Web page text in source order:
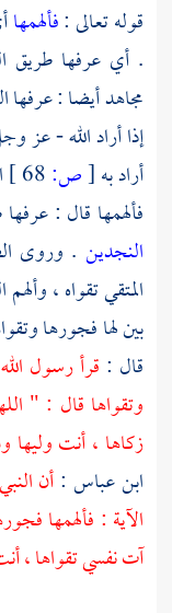
قوله تعالى :فألهمها
. أي عرفها طريق
مجاهدأيضا : عرفها
إذا أراد الله - عز
أراد به[ص:
فألهمها قال :
النجدين . وروى
المتقي تقواه ،
بين لها فجورها
قال : قرأ رسول
وتقواها قال : "
زكاها ، أنت وليها
ابن عباس :أن
الآية : فألهمها
آت نفسي تقواها ،